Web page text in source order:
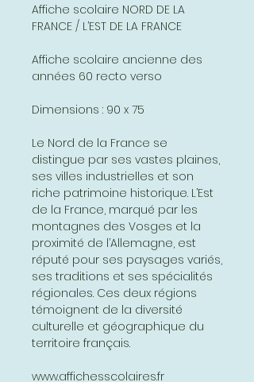
Affiche scolaire NORD DE LA
FRANCE / L’EST DE LA FRANCE
Affiche scolaire ancienne des
années 60 recto verso
Dimensions : 90 x 75
Le Nord de la France se
distingue par ses vastes plaines,
ses villes industrielles et son
riche patrimoine historique. L’Est
de la France, marqué par les
montagnes des Vosges et la
proximité de l’Allemagne, est
réputé pour ses paysages variés,
ses traditions et ses spécialités
régionales. Ces deux régions
témoignent de la diversité
culturelle et géographique du
territoire français.
www.affichesscolaires.fr